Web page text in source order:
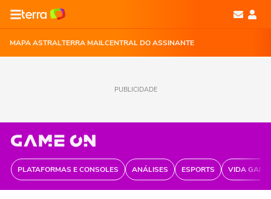
MAPA ASTRALTERRA MAILCENTRAL DO ASSINANTE
PUBLICIDADE
PLATAFORMAS E CONSOLES ANÁLISES ESPORTS VIDA